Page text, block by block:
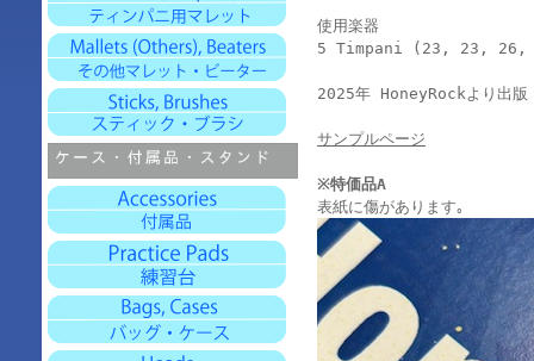
使用楽器
5 Timpani (23, 23, 26,
2025年 HoneyRockより出版
サンプルページ
※特価品A
表紙に傷があります｡